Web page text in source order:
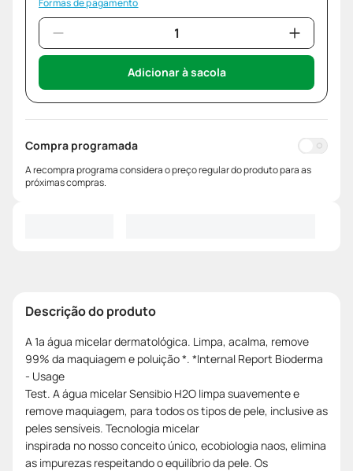
Formas de pagamento
Adicionar à sacola
Compra programada
A recompra programa considera o preço regular do produto para as
próximas compras.
Descrição do produto
A 1a água micelar dermatológica. Limpa, acalma, remove
99% da maquiagem e poluição *. *Internal Report Bioderma
- Usage
Test. A água micelar Sensibio H2O limpa suavemente e
remove maquiagem, para todos os tipos de pele, inclusive as
peles sensíveis. Tecnologia micelar
inspirada no nosso conceito único, ecobiologia naos, elimina
as impurezas respeitando o equilíbrio da pele. Os